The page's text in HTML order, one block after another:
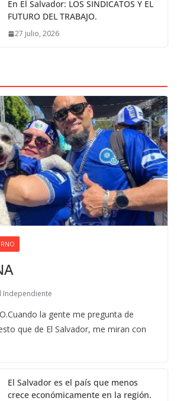
En El Salvador: LOS SINDICATOS Y EL
FUTURO DEL TRABAJO.
27 julio, 2026
Independiente
la gente me pregunta de
que de El Salvador, me miran con
El Salvador es el país que menos
crece económicamente en la región.